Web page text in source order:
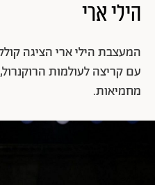
הילי ארי
המעצבת הילי ארי הציגה
עם קריצה לעולמות
מחמיאות.